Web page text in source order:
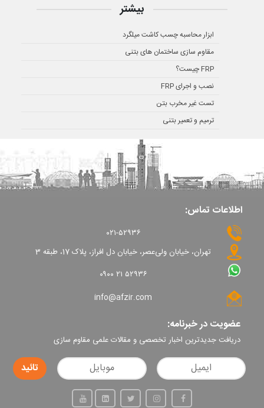
بیشتر
ابزار محاسبه چسب کاشت میلگرد
مقاوم سازی ساختمان های بتنی
FRP چیست؟
نصب و اجرای FRP
تست غیر مخرب بتن
ترمیم و تعمیر بتنی
اطلاعات تماس:
۰۲۱-۵۲۹۳۶
تهران، خیابان ولی‌عصر، خیابان دل افراز، پلاک 17، طبقه 3
۰۹۰۰ ۲۱ ۵۲۹۳۶
info@afzir.com
عضویت در خبرنامه:
دریافت جدیدترین اخبار تخصصی و مقالات علمی مقاوم سازی